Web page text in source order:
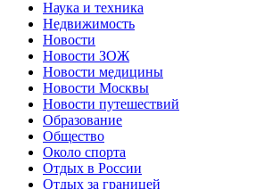
Наука и техника
Недвижимость
Новости
Новости ЗОЖ
Новости медицины
Новости Москвы
Новости путешествий
Образование
Общество
Около спорта
Отдых в России
Отдых за границей